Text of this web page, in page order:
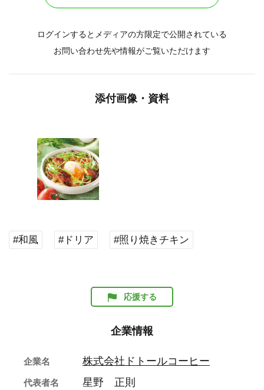
ログインするとメディアの方限定で公開されている
お問い合わせ先や情報がご覧いただけます
添付画像・資料
#和風 #ドリア #照り焼きチキン
応援する
企業情報
企業名 株式会社ドトールコーヒー
代表者名 星野 正則